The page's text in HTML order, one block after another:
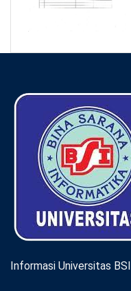
Informasi Universitas BSI